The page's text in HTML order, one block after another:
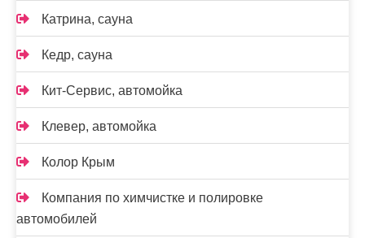
Катрина, сауна
Кедр, сауна
Кит-Сервис, автомойка
Клевер, автомойка
Колор Крым
Компания по химчистке и полировке
автомобилей